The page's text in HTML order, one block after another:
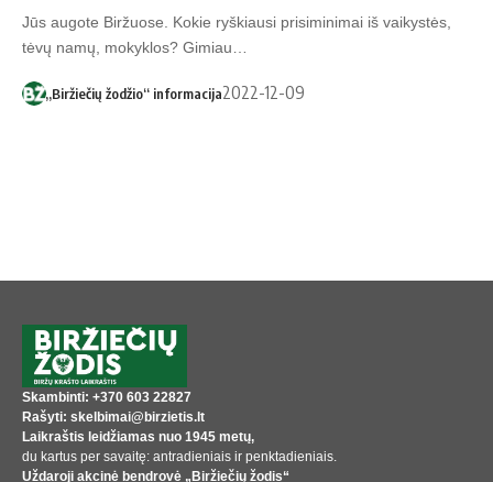
Jūs augote Biržuose. Kokie ryškiausi prisiminimai iš vaikystės,
tėvų namų, mokyklos? Gimiau…
„Biržiečių žodžio“ informacija2022-12-09
Skambinti: +370 603 22827
Rašyti: skelbimai@birzietis.lt
Laikraštis leidžiamas nuo 1945 metų,
du kartus per savaitę: antradieniais ir penktadieniais.
Uždaroji akcinė bendrovė „Biržiečių žodis“